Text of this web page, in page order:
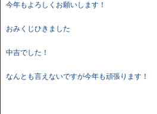
今年もよろしくお願いします！
おみくじひきました
中吉でした！
なんとも言えないですが今年も頑張ります！